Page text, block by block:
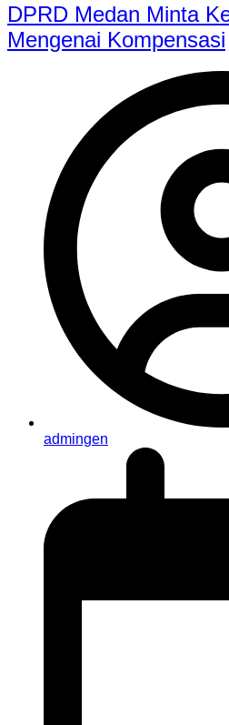
DPRD Medan Minta
Mengenai Kompensasi
admingen